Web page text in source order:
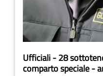
Ufficiali - 28
comparto speciale -